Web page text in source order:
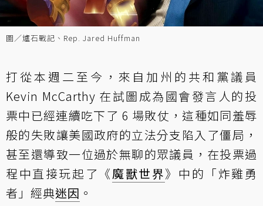
圖／爐石戰記、Rep. Jared Huffman
打從本週二至今，來自加州的共和黨議員
Kevin McCarthy 在試圖成為國會發言人的投
票中已經連續吃下了 6 場敗仗，這種如同羞辱
般的失敗讓美國政府的立法分支陷入了僵局，
甚至還導致一位過於無聊的眾議員，在投票過
程中直接玩起了《魔獸世界》中的「炸雞勇
者」經典迷因 。